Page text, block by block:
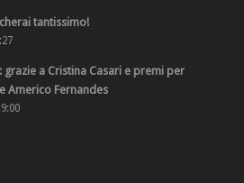
tantissimo!
grazie a Cristina Casari e premi per
Americo Fernandes